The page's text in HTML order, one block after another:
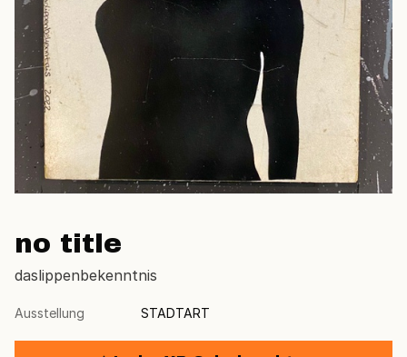
no title
daslippenbekenntnis
Ausstellung STADTART